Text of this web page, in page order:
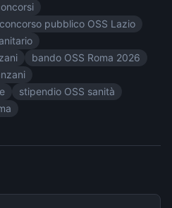
concorso pubblico OSS Lazio
bando OSS Roma 2026
stipendio OSS sanità